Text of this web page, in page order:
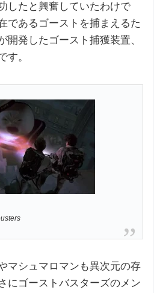
したと興奮していたわけで
であるゴーストを捕まえるた
開発したゴースト捕獲装置、
す。
マシュマロマンも異次元の存
にゴーストバスターズのメン